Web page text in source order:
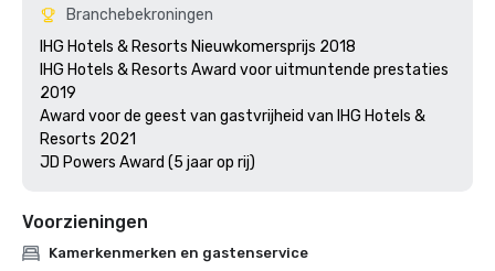
Branchebekroningen
IHG Hotels & Resorts Nieuwkomersprijs 2018
IHG Hotels & Resorts Award voor uitmuntende prestaties
2019
Award voor de geest van gastvrijheid van IHG Hotels &
Resorts 2021
JD Powers Award (5 jaar op rij)
Voorzieningen
Kamerkenmerken en gastenservice